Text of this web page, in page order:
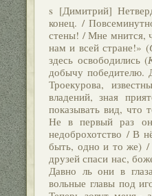
s [Димитрий]
конец. /
стены! / Мне мнится,
нам и всей стране!» (
здесь освободились (
добычу победителю.
Троекурова,
владений, зная
показывать вид, что
Не в первый раз
недоброхотство / В
быть, одно и то же) /
друзей спаси нас,
Давно ль они в
вольные главы под